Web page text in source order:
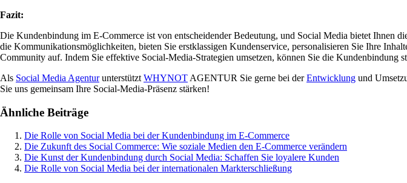
Fazit:
Die Kundenbindung im E-Commerce ist von entscheidender Bedeutung, und Social Media bietet Ihnen
die Kommunikationsmöglichkeiten, bieten Sie erstklassigen Kundenservice, personalisieren Sie Ihre
Community auf. Indem Sie effektive Social-Media-Strategien umsetzen, können Sie die Kundenbindung
Als Social Media Agenturunterstützt WHYNOT AGENTUR Sie gerne bei derEntwicklung und
Sie uns gemeinsam Ihre Social-Media-Präsenz stärken!
Ähnliche Beiträge
Die Rolle von Social Media bei der Kundenbindung im E-Commerce
Die Zukunft des Social Commerce: Wie soziale Medien den E-Commerce verändern
Die Kunst der Kundenbindung durch Social Media: Schaffen Sie loyalere Kunden
Die Rolle von Social Media bei der internationalen Markterschließung